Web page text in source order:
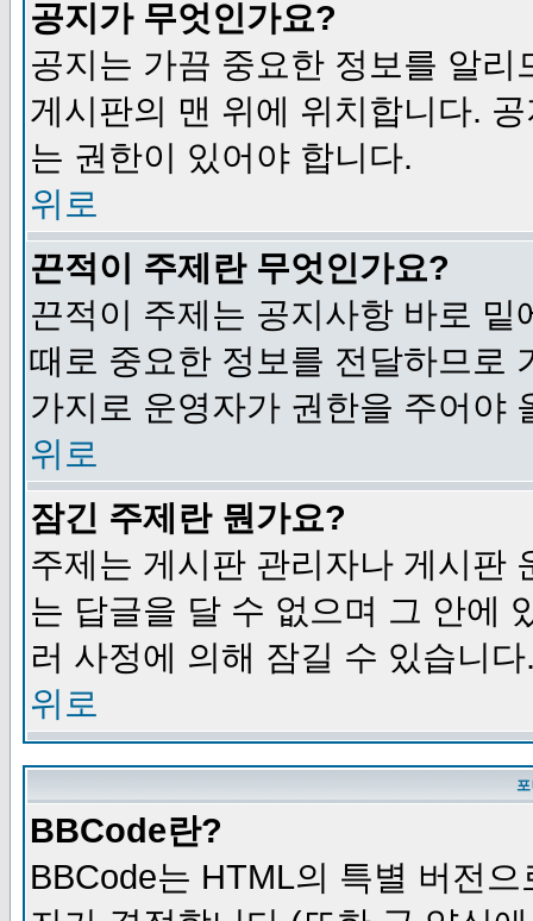
공지가 무엇인가요?
공지는 가끔 중요한 정보를 알
게시판의 맨 위에 위치합니다.
는 권한이 있어야 합니다.
위로
끈적이 주제란 무엇인가요?
끈적이 주제는 공지사항 바로
때로 중요한 정보를 전달하므로
가지로 운영자가 권한을 주어야
위로
잠긴 주제란 뭔가요?
주제는 게시판 관리자나 게시판
는 답글을 달 수 없으며 그 안에
러 사정에 의해 잠길 수 있습니다
위로
BBCode란?
BBCode는 HTML의 특별 버전